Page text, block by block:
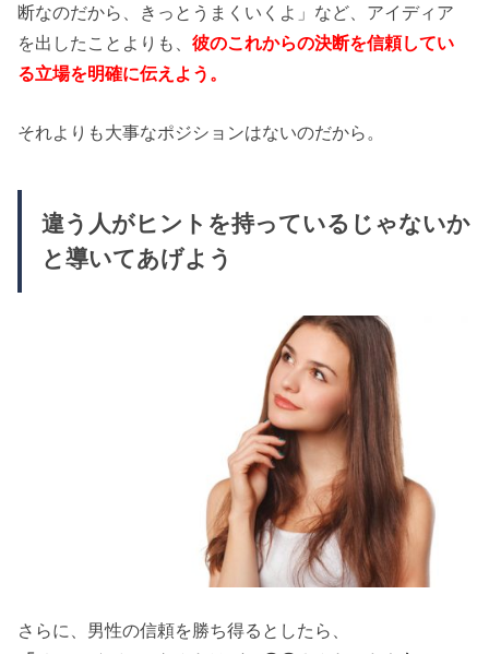
断なのだから、きっとうまくいくよ」など、アイディア
を出したことよりも、彼のこれからの決断を信頼してい
る立場を明確に伝えよう。
それよりも大事なポジションはないのだから。
違う人がヒントを持っているじゃないか
と導いてあげよう
さらに、男性の信頼を勝ち得るとしたら、